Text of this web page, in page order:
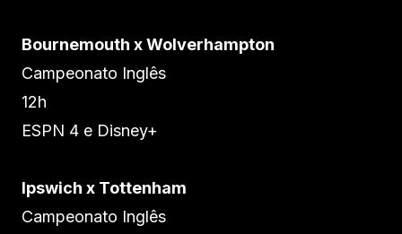
Bournemouth x Wolverhampton
Campeonato Inglês
12h
ESPN 4 e Disney+
Ipswich x Tottenham
Campeonato Inglês